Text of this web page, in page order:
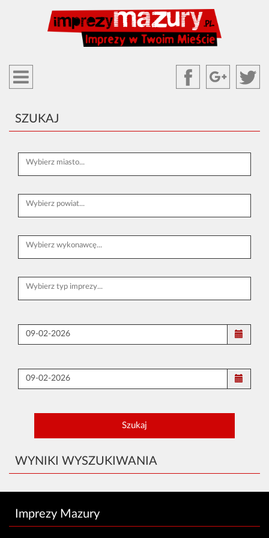
WYNIKI WYSZUKIWANIA
SZUKAJ
Imprezy Mazury